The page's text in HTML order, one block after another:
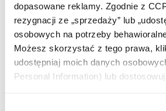
dopasowane reklamy. Zgodnie z
rezygnacji ze „sprzedaży” lub
osobowych na potrzeby
Możesz skorzystać z tego prawa,
udostępniaj moich danych
Personal Information) lub
Batha
Riyadh
Arabia Saudyjska
00966 1 4032968
Riyadh@al-ghazalisa.com
See detailsGo to the 'AL-